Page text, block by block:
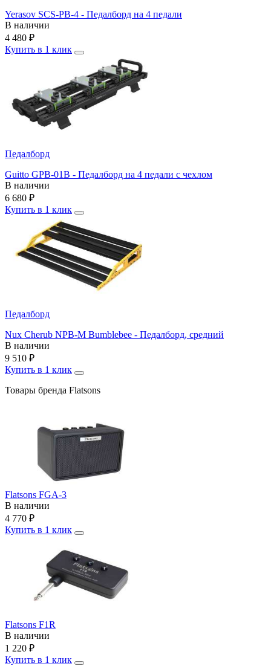
Yerasov SCS-PB-4 - Педалборд на 4 педали
В наличии
4 480 ₽
Купить в 1 клик
Педалборд
Guitto GPB-01B - Педалборд на 4 педали с чехлом
В наличии
6 680 ₽
Купить в 1 клик
Педалборд
Nux Cherub NPB-M Bumblebee - Педалборд, средний
В наличии
9 510 ₽
Купить в 1 клик
Товары бренда Flatsons
Flatsons FGA-3
В наличии
4 770 ₽
Купить в 1 клик
Flatsons F1R
В наличии
1 220 ₽
Купить в 1 клик